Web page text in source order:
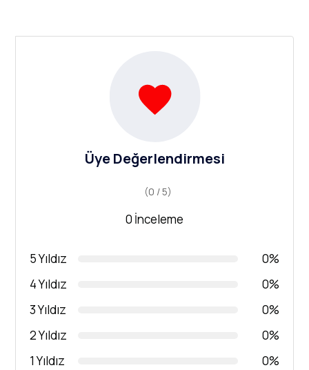
Üye Değerlendirmesi
(0 / 5)
0 İnceleme
5 Yıldız
0%
4 Yıldız
0%
3 Yıldız
0%
2 Yıldız
0%
1 Yıldız
0%